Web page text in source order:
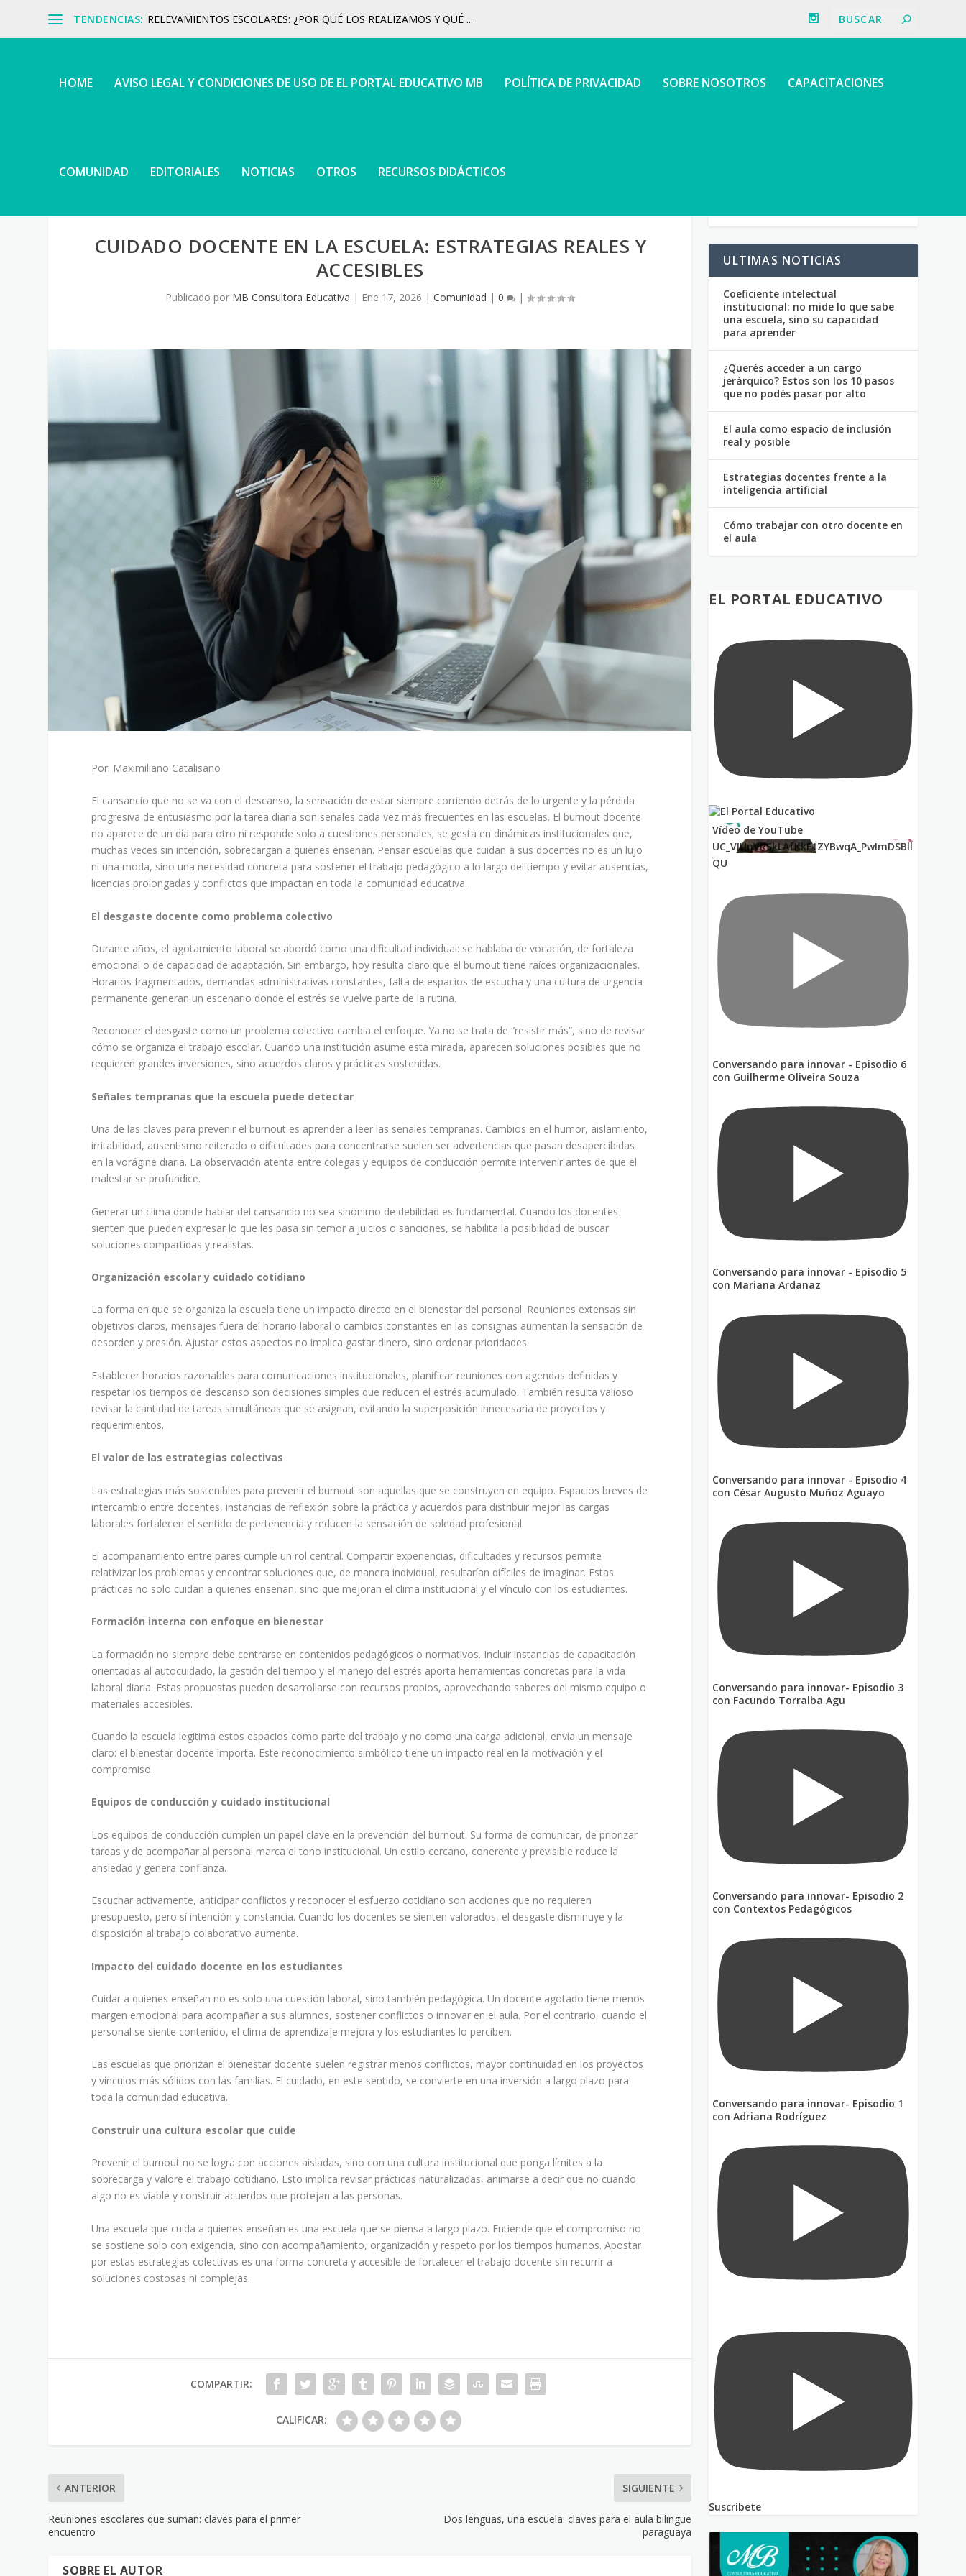
TENDENCIAS: RELEVAMIENTOS ESCOLARES: ¿POR QUÉ LOS REALIZAMOS Y QUÉ ...
HOME AVISO LEGAL Y CONDICIONES DE USO DE EL PORTAL EDUCATIVO MB POLÍTICA DE PRIVACIDAD SOBRE NOSOTROS CAPACITACIONES
COMUNIDAD EDITORIALES NOTICIAS OTROS RECURSOS DIDÁCTICOS
CUIDADO DOCENTE EN LA ESCUELA: ESTRATEGIAS REALES Y
ACCESIBLES
Publicado por MB Consultora Educativa | Ene 17, 2026 |Comunidad |0 |
Por: Maximiliano Catalisano
El cansancio que no se va con el descanso, la sensación de estar siempre corriendo detrás de lo urgente y la pérdida
progresiva de entusiasmo por la tarea diaria son señales cada vez más frecuentes en las escuelas. El burnout docente
no aparece de un día para otro ni responde solo a cuestiones personales; se gesta en dinámicas institucionales que,
muchas veces sin intención, sobrecargan a quienes enseñan. Pensar escuelas que cuidan a sus docentes no es un lujo
ni una moda, sino una necesidad concreta para sostener el trabajo pedagógico a lo largo del tiempo y evitar ausencias,
licencias prolongadas y conflictos que impactan en toda la comunidad educativa.
El desgaste docente como problema colectivo
Durante años, el agotamiento laboral se abordó como una dificultad individual: se hablaba de vocación, de fortaleza
emocional o de capacidad de adaptación. Sin embargo, hoy resulta claro que el burnout tiene raíces organizacionales.
Horarios fragmentados, demandas administrativas constantes, falta de espacios de escucha y una cultura de urgencia
permanente generan un escenario donde el estrés se vuelve parte de la rutina.
Reconocer el desgaste como un problema colectivo cambia el enfoque. Ya no se trata de “resistir más”, sino de revisar
cómo se organiza el trabajo escolar. Cuando una institución asume esta mirada, aparecen soluciones posibles que no
requieren grandes inversiones, sino acuerdos claros y prácticas sostenidas.
Señales tempranas que la escuela puede detectar
Una de las claves para prevenir el burnout es aprender a leer las señales tempranas. Cambios en el humor, aislamiento,
irritabilidad, ausentismo reiterado o dificultades para concentrarse suelen ser advertencias que pasan desapercibidas
en la vorágine diaria. La observación atenta entre colegas y equipos de conducción permite intervenir antes de que el
malestar se profundice.
Generar un clima donde hablar del cansancio no sea sinónimo de debilidad es fundamental. Cuando los docentes
sienten que pueden expresar lo que les pasa sin temor a juicios o sanciones, se habilita la posibilidad de buscar
soluciones compartidas y realistas.
Organización escolar y cuidado cotidiano
La forma en que se organiza la escuela tiene un impacto directo en el bienestar del personal. Reuniones extensas sin
objetivos claros, mensajes fuera del horario laboral o cambios constantes en las consignas aumentan la sensación de
desorden y presión. Ajustar estos aspectos no implica gastar dinero, sino ordenar prioridades.
Establecer horarios razonables para comunicaciones institucionales, planificar reuniones con agendas definidas y
respetar los tiempos de descanso son decisiones simples que reducen el estrés acumulado. También resulta valioso
revisar la cantidad de tareas simultáneas que se asignan, evitando la superposición innecesaria de proyectos y
requerimientos.
El valor de las estrategias colectivas
Las estrategias más sostenibles para prevenir el burnout son aquellas que se construyen en equipo. Espacios breves de
intercambio entre docentes, instancias de reflexión sobre la práctica y acuerdos para distribuir mejor las cargas
laborales fortalecen el sentido de pertenencia y reducen la sensación de soledad profesional.
El acompañamiento entre pares cumple un rol central. Compartir experiencias, dificultades y recursos permite
relativizar los problemas y encontrar soluciones que, de manera individual, resultarían difíciles de imaginar. Estas
prácticas no solo cuidan a quienes enseñan, sino que mejoran el clima institucional y el vínculo con los estudiantes.
Formación interna con enfoque en bienestar
La formación no siempre debe centrarse en contenidos pedagógicos o normativos. Incluir instancias de capacitación
orientadas al autocuidado, la gestión del tiempo y el manejo del estrés aporta herramientas concretas para la vida
laboral diaria. Estas propuestas pueden desarrollarse con recursos propios, aprovechando saberes del mismo equipo o
materiales accesibles.
Cuando la escuela legitima estos espacios como parte del trabajo y no como una carga adicional, envía un mensaje
claro: el bienestar docente importa. Este reconocimiento simbólico tiene un impacto real en la motivación y el
compromiso.
Equipos de conducción y cuidado institucional
Los equipos de conducción cumplen un papel clave en la prevención del burnout. Su forma de comunicar, de priorizar
tareas y de acompañar al personal marca el tono institucional. Un estilo cercano, coherente y previsible reduce la
ansiedad y genera confianza.
Escuchar activamente, anticipar conflictos y reconocer el esfuerzo cotidiano son acciones que no requieren
presupuesto, pero sí intención y constancia. Cuando los docentes se sienten valorados, el desgaste disminuye y la
disposición al trabajo colaborativo aumenta.
Impacto del cuidado docente en los estudiantes
Cuidar a quienes enseñan no es solo una cuestión laboral, sino también pedagógica. Un docente agotado tiene menos
margen emocional para acompañar a sus alumnos, sostener conflictos o innovar en el aula. Por el contrario, cuando el
personal se siente contenido, el clima de aprendizaje mejora y los estudiantes lo perciben.
Las escuelas que priorizan el bienestar docente suelen registrar menos conflictos, mayor continuidad en los proyectos
y vínculos más sólidos con las familias. El cuidado, en este sentido, se convierte en una inversión a largo plazo para
toda la comunidad educativa.
Construir una cultura escolar que cuide
Prevenir el burnout no se logra con acciones aisladas, sino con una cultura institucional que ponga límites a la
sobrecarga y valore el trabajo cotidiano. Esto implica revisar prácticas naturalizadas, animarse a decir que no cuando
algo no es viable y construir acuerdos que protejan a las personas.
Una escuela que cuida a quienes enseñan es una escuela que se piensa a largo plazo. Entiende que el compromiso no
se sostiene solo con exigencia, sino con acompañamiento, organización y respeto por los tiempos humanos. Apostar
por estas estrategias colectivas es una forma concreta y accesible de fortalecer el trabajo docente sin recurrir a
soluciones costosas ni complejas.
COMPARTIR:
CALIFICAR:
ANTERIOR
Reuniones escolares que suman: claves para el primer
encuentro
SIGUIENTE
Dos lenguas, una escuela: claves para el aula bilingüe
paraguaya
SOBRE EL AUTOR
ULTIMAS NOTICIAS
Coeficiente intelectual
institucional: no mide lo que sabe
una escuela, sino su capacidad
para aprender
¿Querés acceder a un cargo
jerárquico? Estos son los 10 pasos
que no podés pasar por alto
El aula como espacio de inclusión
real y posible
Estrategias docentes frente a la
inteligencia artificial
Cómo trabajar con otro docente en
el aula
EL PORTAL EDUCATIVO
Vídeo de YouTube
UC_VIUnVRSkLAfKkF1ZYBwqA_PwImDSBll
QU
Conversando para innovar - Episodio 6
con Guilherme Oliveira Souza
Conversando para innovar - Episodio 5
con Mariana Ardanaz
Conversando para innovar - Episodio 4
con César Augusto Muñoz Aguayo
Conversando para innovar- Episodio 3
con Facundo Torralba Agu
Conversando para innovar- Episodio 2
con Contextos Pedagógicos
Conversando para innovar- Episodio 1
con Adriana Rodríguez
Suscríbete